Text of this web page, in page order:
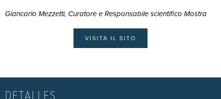
Giancarlo Mezzetti, Curatore e Responsabile scientifico Mostra
VISITA IL SITO
DETALLES